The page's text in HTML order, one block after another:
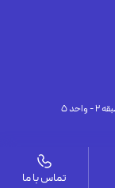
تماس با ما